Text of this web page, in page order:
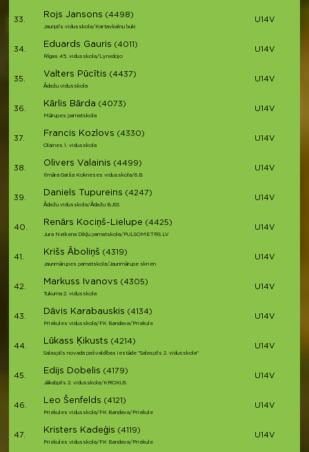
33.
Rojs Jansons (4498)
Jaunpils vidusskola/Kartavkalnu buki
U14V
34.
Eduards Gauris (4011)
Rīgas 45. vidusskola/Lynxdojo
U14V
35.
Valters Pūcītis (4437)
Ādažu vidusskola
U14V
36.
Kārlis Bārda (4073)
Mārupes pamatskola
U14V
37.
Francis Kozlovs (4330)
Olaines 1. vidusskola
U14V
38.
Olivers Valainis (4499)
Ilmāra Gaiša Kokneses vidusskola/6.B
U14V
39.
Daniels Tupureins (4247)
Ādažu vidusskola/Ādažu BJSS
U14V
40.
Renārs Kociņš-Lielupe (4425)
Jura Neikena Dikļu pamatskola/PULSOMETRS.LV
U14V
41.
Krišs Āboliņš (4319)
Jaunmārupes pamatskola/Jaunmārupe skrien
U14V
42.
Markuss Ivanovs (4305)
Tukuma 2. vidusskola
U14V
43.
Dāvis Karabauskis (4134)
Priekules vidusskola/FK Bandava/Priekule
U14V
44.
Lūkass Ķikusts (4214)
Salaspils novada pašvaldības iestāde "Salaspils 2. vidusskola"
U14V
45.
Edijs Dobelis (4179)
Jēkabpils 2. vidusskola/KROKUS
U14V
46.
Leo Šenfelds (4121)
Priekules vidusskola/FK Bandava/Priekule
U14V
47.
Kristers Kadeģis (4119)
Priekules vidusskola/FK Bandava/Priekule
U14V